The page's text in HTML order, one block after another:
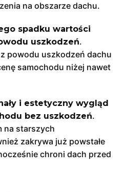
na obszarze dachu.
spadku wartości
uszkodzeń.
powodu uszkodzeń dachu
samochodu niżej nawet
i estetyczny wygląd
bez uszkodzeń.
na starszych
zakrywa już powstałe
chroni dach przed